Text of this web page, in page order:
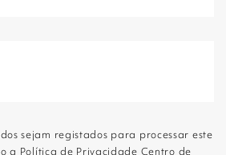
sejam registados para processar este
a Política de Privacidade Centro de